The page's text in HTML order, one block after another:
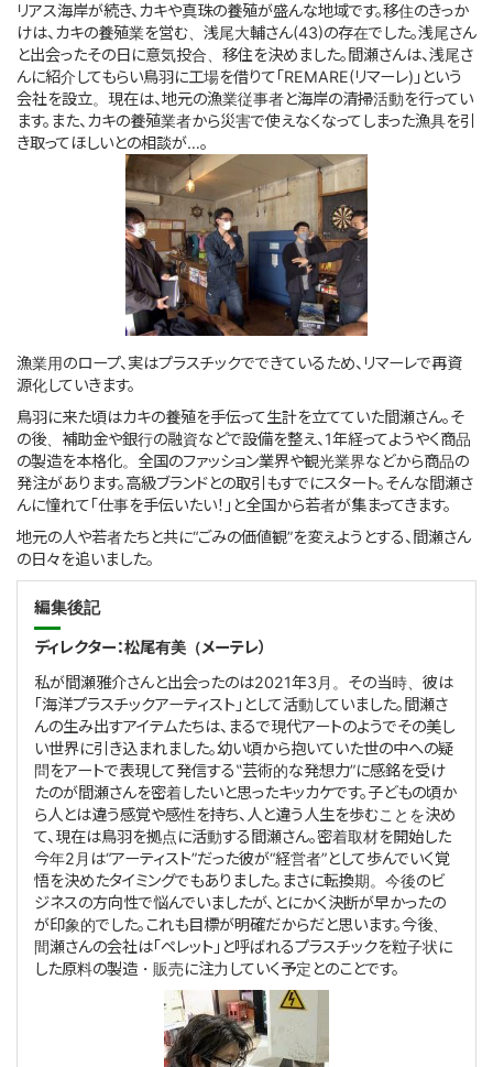
リアス海岸が続き、カキや真珠の養殖が盛んな地域です。移住のきっか
けは、カキの養殖業を営む、浅尾大輔さん(43)の存在でした。浅尾さん
と出会ったその日に意気投合、移住を決めました。間瀬さんは、浅尾さ
んに紹介してもらい鳥羽に工場を借りて「REMARE(リマーレ) 」という
会社を設立。現在は、地元の漁業従事者と海岸の清掃活動を行ってい
ます。また、カキの養殖業者から災害で使えなくなってしまった漁具を引
き取ってほしいとの相談が…。
漁業用のロープ、実はプラスチックでできているため、リマーレで再資
源化していきます。
鳥羽に来た頃はカキの養殖を手伝って生計を立てていた間瀬さん。そ
の後、補助金や銀行の融資などで設備を整え、 1年経ってようやく商品
の製造を本格化。全国のファッション業界や観光業界などから商品の
発注があります。高級ブランドとの取引もすでにスタート。そんな間瀬さ
んに憧れて「仕事を手伝いたい！」と全国から若者が集まってきます。
地元の人や若者たちと共に“ごみの価値観”を変えようとする、間瀬さん
の日々を追いました。
編集後記
ディレクター：松尾有美（メーテレ）
私が間瀬雅介さんと出会ったのは2021年3 月。その当時、彼は
「海洋プラスチックアーティスト」として活動していました。間瀬さ
んの生み出すアイテムたちは、まるで現代アートのようでその美し
い世界に引き込まれました。幼い頃から抱いていた世の中への疑
問をアートで表現して発信する‟芸術的な発想力”に感銘を受け
たのが間瀬さんを密着したいと思ったキッカケです。子どもの頃か
ら人とは違う感覚や感性を持ち、人と違う人生を歩むことを決め
て、現在は鳥羽を拠点に活動する間瀬さん。密着取材を開始した
今年2 月は“アーティスト”だった彼が“経営者”として歩んでいく覚
悟を決めたタイミングでもありました。まさに転換期。今後のビ
ジネスの方向性で悩んでいましたが、とにかく決断が早かったの
が印象的でした。これも目標が明確だからだと思います。今後、
間瀬さんの会社は「ペレット」と呼ばれるプラスチックを粒子状に
した原料の製造・販売に注力していく予定とのことです。